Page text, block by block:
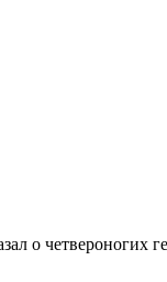
о четвероногих